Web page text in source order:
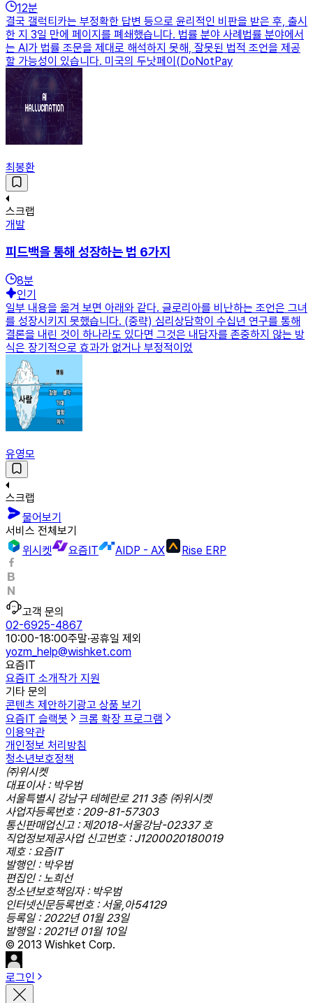
12분
결국 갤럭티카는 부정확한 답변 등으로 윤리적인 비판을 받은 후, 출시
한 지 3일 만에 페이지를 폐쇄했습니다. 법률 분야 사례법률 분야에서
는 AI가 법률 조문을 제대로 해석하지 못해, 잘못된 법적 조언을 제공
할 가능성이 있습니다. 미국의 두낫페이(DoNotPay
최봉환
스크랩
개발
피드백을 통해 성장하는 법 6가지
8분
인기
일부 내용을 옮겨 보면 아래와 같다. 글로리아를 비난하는 조언은 그녀
를 성장시키지 못했습니다. (중략) 심리상담학이 수십년 연구를 통해
결론을 내린 것이 하나라도 있다면 그것은 내담자를 존중하지 않는 방
식은 장기적으로 효과가 없거나 부정적이었
유영모
스크랩
물어보기
서비스 전체보기
위시켓
요즘IT AIDP - AX Rise ERP
고객 문의
02-6925-4867
10:00-18:00주말·공휴일 제외
yozm_help@wishket.com
요즘IT
요즘IT 소개작가 지원
기타 문의
콘텐츠 제안하기 광고 상품 보기
요즘IT 슬랙봇
크롬 확장 프로그램
이용약관
개인정보 처리방침
청소년보호정책
㈜위시켓
대표이사 : 박우범
서울특별시 강남구 테헤란로 211 3층 ㈜위시켓
사업자등록번호 : 209-81-57303
통신판매업신고 : 제2018-서울강남-02337 호
직업정보제공사업 신고번호 : J1200020180019
제호 : 요즘IT
발행인 : 박우범
편집인 : 노희선
청소년보호책임자 : 박우범
인터넷신문등록번호 : 서울,아54129
등록일 : 2022년 01월 23일
발행일 : 2021년 01월 10일
© 2013 Wishket Corp.
로그인